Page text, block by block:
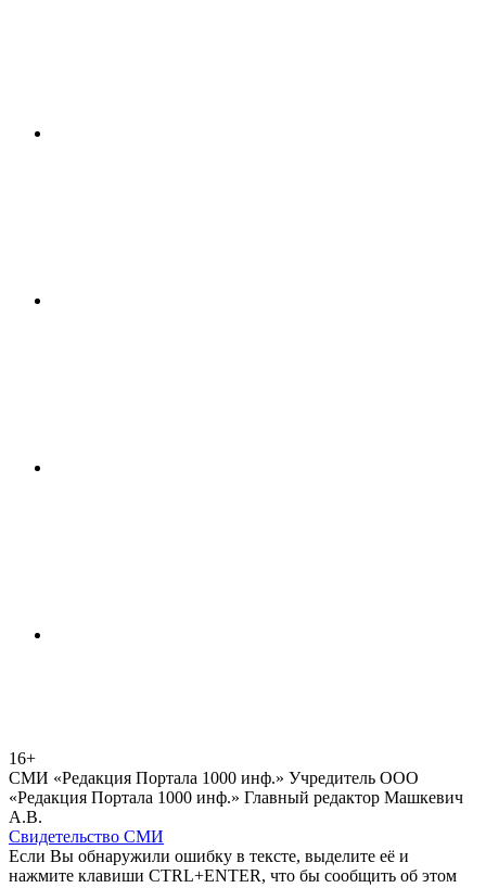
16+
СМИ «Редакция Портала 1000 инф.» Учредитель ООО
«Редакция Портала 1000 инф.» Главный редактор Машкевич
А.В.
Свидетельство СМИ
Если Вы обнаружили ошибку в тексте, выделите её и
нажмите клавиши CTRL+ENTER, что бы сообщить об этом